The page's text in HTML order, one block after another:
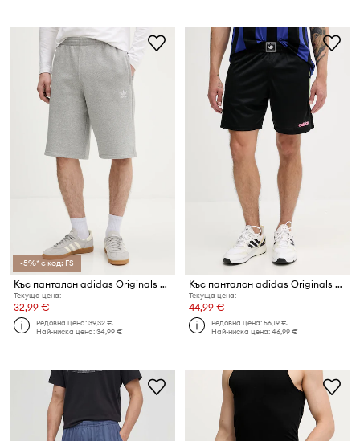
-5%* с код: FS
Къс панталон adidas Originals Essentials
Текуща цена:
32,99 €
Редовна цена:39,32 €
Най-ниска цена:34,99 €
Къс панталон adidas Originals 96 Short
Текуща цена:
44,99 €
Редовна цена:56,19 €
Най-ниска цена:46,99 €